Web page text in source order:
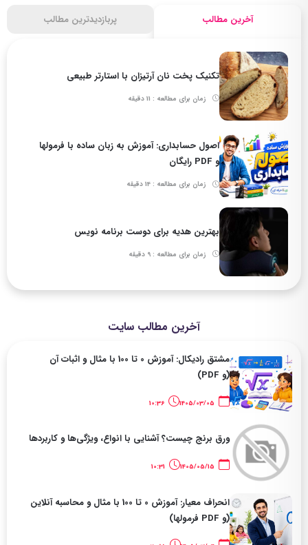
آخرین مطالب پربازدیدترین مطالب
تکنیک پخت نان آرتیزان با استارتر طبیعی
زمان برای مطالعه : 11 دقیقه
اصول حسابداری: آموزش به زبان ساده با فرمولها
و PDF رایگان
زمان برای مطالعه : 14 دقیقه
بهترین هدیه برای دوست برنامه نویس
زمان برای مطالعه : 9 دقیقه
آخرین مطالب سایت
مشتق رادیکال: آموزش 0 تا 100 با مثال و اثبات آن
(و PDF)
10:36
ورق برنج چیست؟ آشنایی با انواع، ویژگی‌ها و کاربردها
انحراف معیار: آموزش 0 تا 100 با مثال و محاسبه آنلاین
(و PDF فرمولها)